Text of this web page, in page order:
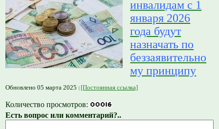
инвалидам с 1
января 2026
года будут
назначать по
беззаявительно
му принципу
Обновлено 05 марта 2025 [Постоянная ссылка]
Количество просмотров:
Есть вопрос или комментарий?..